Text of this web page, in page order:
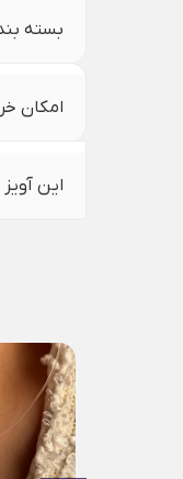
بسته
امکان
این
آویز